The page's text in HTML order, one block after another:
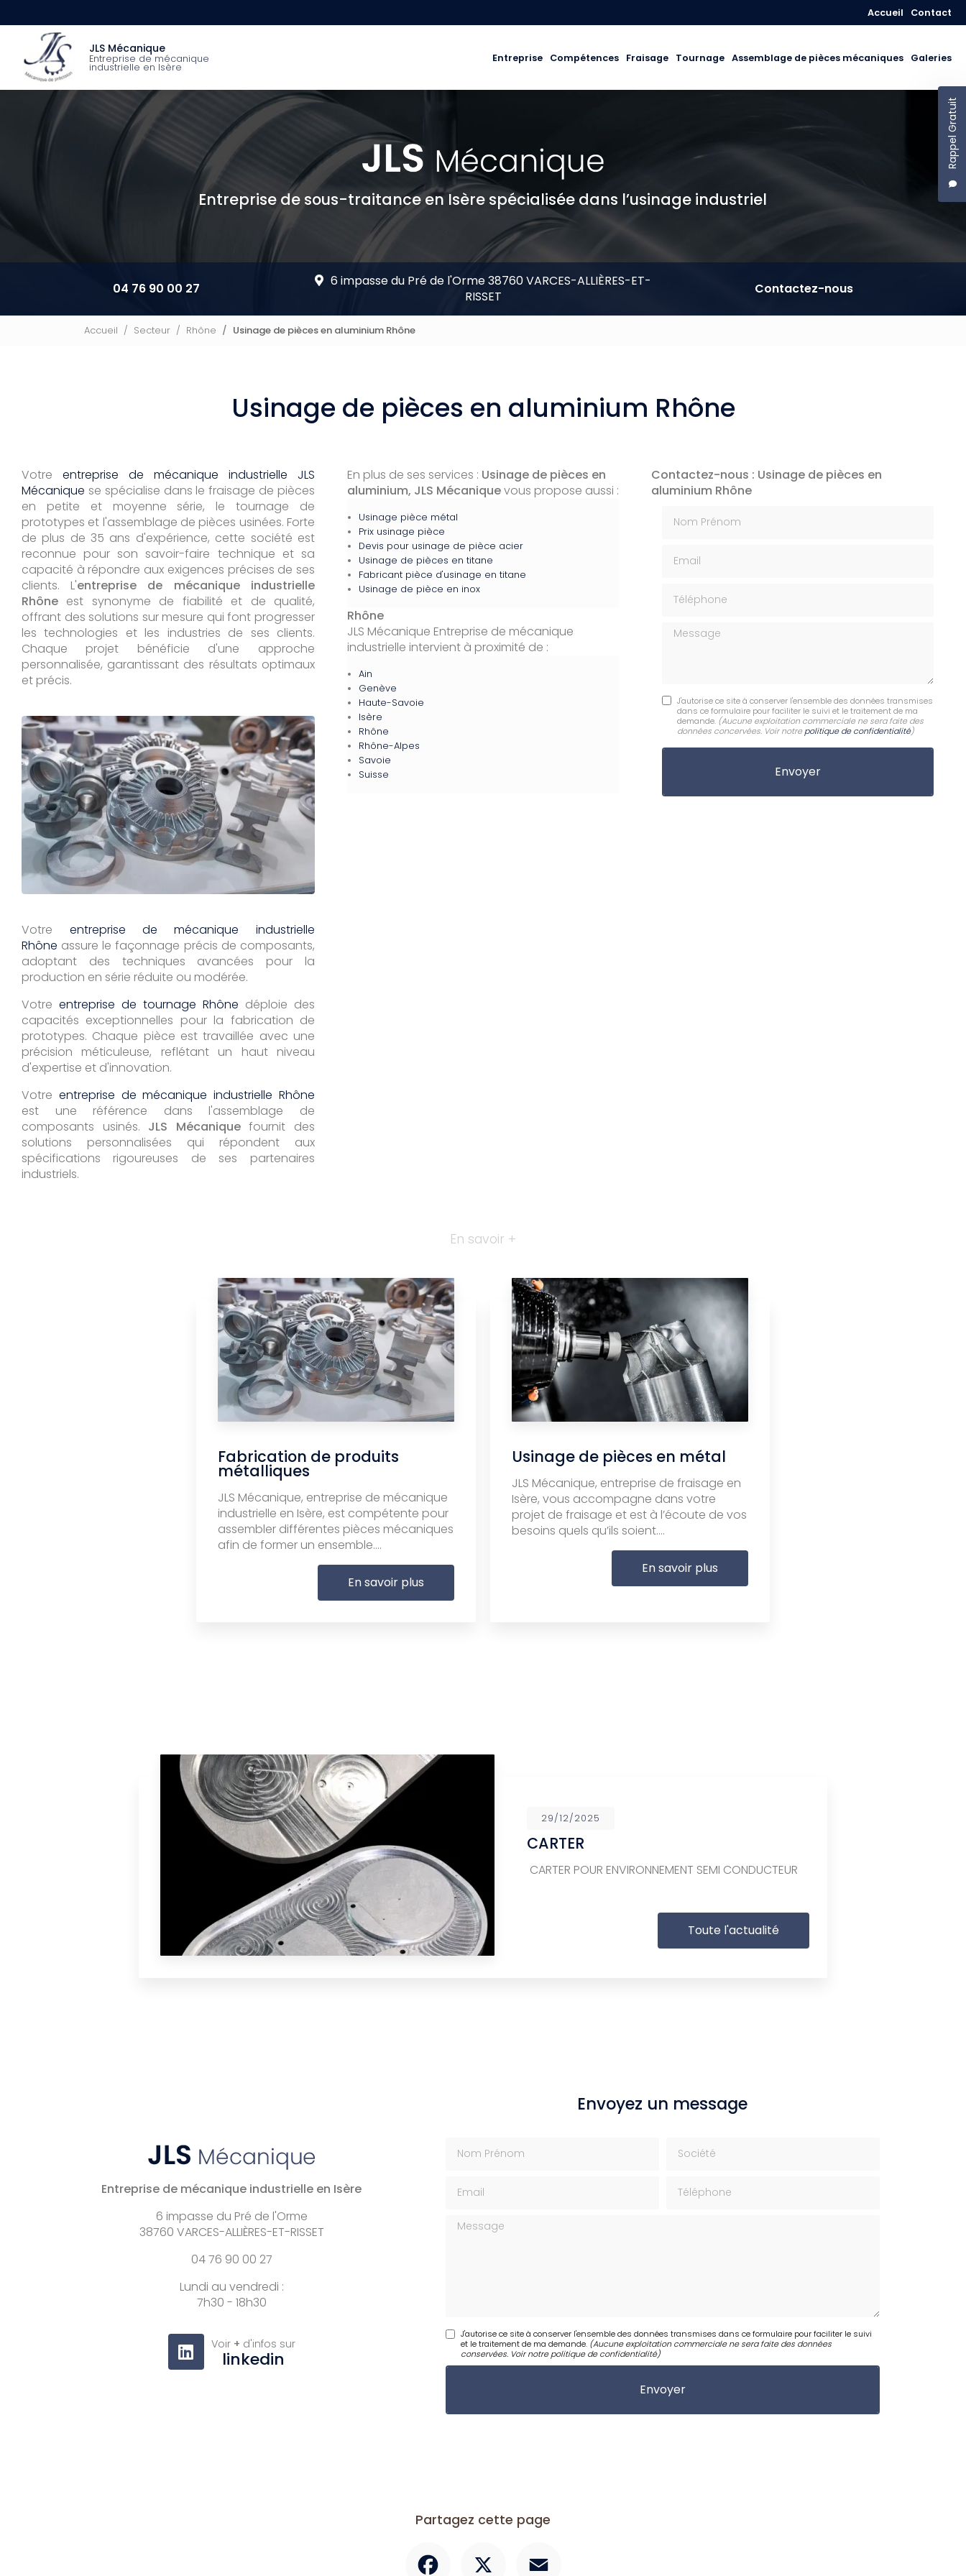
au
contenu
principal
Navigation
Accueil Contact
JLS Mécanique
Entreprise de mécanique
industrielle en Isère
Rappel Gratuit
Entreprise Compétences Fraisage Tournage Assemblage de pièces mécaniques Galeries
Entreprise de sous-traitance en Isère spécialisée dans l’usinage industriel
04 76 90 00 27
6 impasse du Pré de l'Orme 38760 VARCES-ALLIÈRES-ET-
RISSET
Contactez-nous
Accueil Secteur Rhône Usinage de pièces en aluminium Rhône
Usinage de pièces en aluminium Rhône
Votre entreprise de mécanique industrielle JLS
Mécanique se spécialise dans le fraisage de pièces
en petite et moyenne série, le tournage de
prototypes et l'assemblage de pièces usinées. Forte
de plus de 35 ans d'expérience, cette société est
reconnue pour son savoir-faire technique et sa
capacité à répondre aux exigences précises de ses
clients. L'entreprise de mécanique industrielle
Rhône est synonyme de fiabilité et de qualité,
offrant des solutions sur mesure qui font progresser
les technologies et les industries de ses clients.
Chaque projet bénéficie d'une approche
personnalisée, garantissant des résultats optimaux
et précis.
Votre entreprise de mécanique industrielle
Rhône assure le façonnage précis de composants,
adoptant des techniques avancées pour la
production en série réduite ou modérée.
Votre entreprise de tournage Rhône déploie des
capacités exceptionnelles pour la fabrication de
prototypes. Chaque pièce est travaillée avec une
précision méticuleuse, reflétant un haut niveau
d'expertise et d'innovation.
Votre entreprise de mécanique industrielle Rhône
est une référence dans l'assemblage de
composants usinés. JLS Mécaniquefournit des
solutions personnalisées qui répondent aux
spécifications rigoureuses de ses partenaires
industriels.
En plus de ses services : Usinage de pièces en
aluminium, JLS Mécaniquevous propose aussi :
Usinage pièce métal
Prix usinage pièce
Devis pour usinage de pièce acier
Usinage de pièces en titane
Fabricant pièce d'usinage en titane
Usinage de pièce en inox
Rhône
JLS Mécanique Entreprise de mécanique
industrielle intervient à proximité de :
Ain
Genève
Haute-Savoie
Isère
Rhône
Rhône-Alpes
Savoie
Suisse
Contactez-nous : Usinage de pièces en
aluminium Rhône
Message
J'autorise ce site à conserver l'ensemble des données transmises
dans ce formulaire pour faciliter le suivi et le traitement de ma
demande. (Aucune exploitation commerciale ne sera faite des
données concervées. Voir notre politique de confidentialité)
En savoir +
Fabrication de produits
métalliques
JLS Mécanique, entreprise de mécanique
industrielle en Isère, est compétente pour
assembler différentes pièces mécaniques
afin de former un ensemble....
En savoir plus
Usinage de pièces en métal
JLS Mécanique, entreprise de fraisage en
Isère, vous accompagne dans votre
projet de fraisage et est à l’écoute de vos
besoins quels qu’ils soient....
En savoir plus
29/12/2025
CARTER
CARTER POUR ENVIRONNEMENT SEMI CONDUCTEUR
Toute l'actualité
Entreprise de mécanique industrielle en Isère
6 impasse du Pré de l'Orme
38760 VARCES-ALLIÈRES-ET-RISSET
04 76 90 00 27
Lundi au vendredi :
7h30 - 18h30
Voir + d'infos sur
linkedin
Envoyez un message
Message
J'autorise ce site à conserver l'ensemble des données transmises dans ce formulaire pour faciliter le suivi
et le traitement de ma demande. (Aucune exploitation commerciale ne sera faite des données
conservées. Voir notrepolitique de confidentialité)
Partagez cette page